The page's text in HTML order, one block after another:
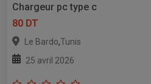
Chargeur pc type c
80 DT
Le Bardo,Tunis
25 avril 2026